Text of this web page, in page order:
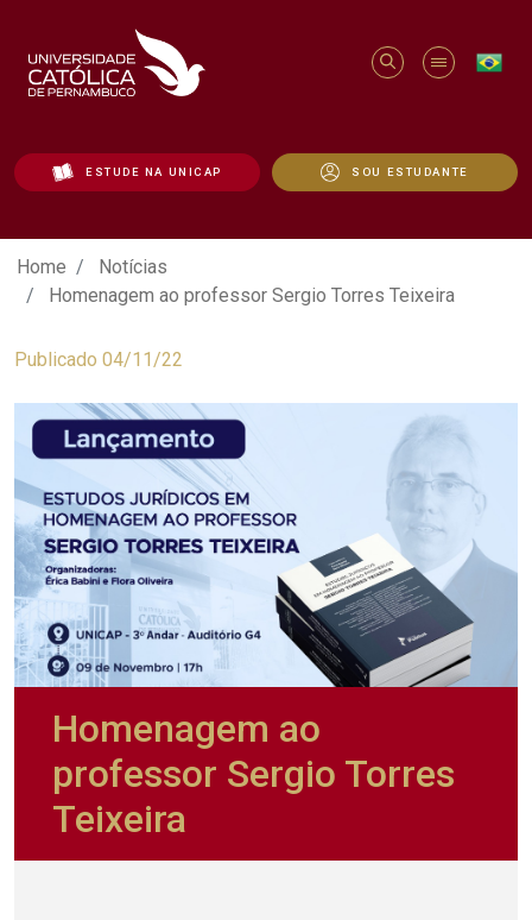
ESTUDE NA UNICAP SOU ESTUDANTE
Homenagem ao professor Sergio
Home
Notícias
Homenagem ao professor Sergio Torres Teixeira
Publicado 04/11/22
Homenagem ao
professor Sergio Torres
Teixeira